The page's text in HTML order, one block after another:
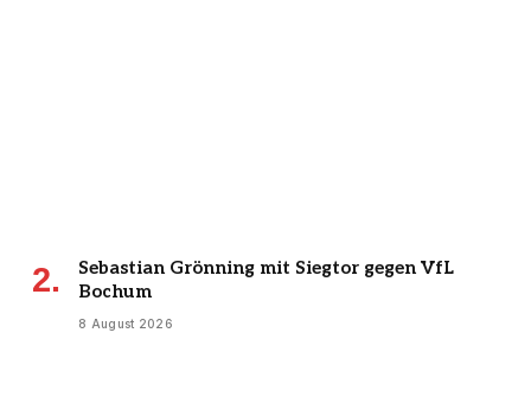
Sebastian Grönning mit Siegtor gegen VfL
Bochum
8 August 2026